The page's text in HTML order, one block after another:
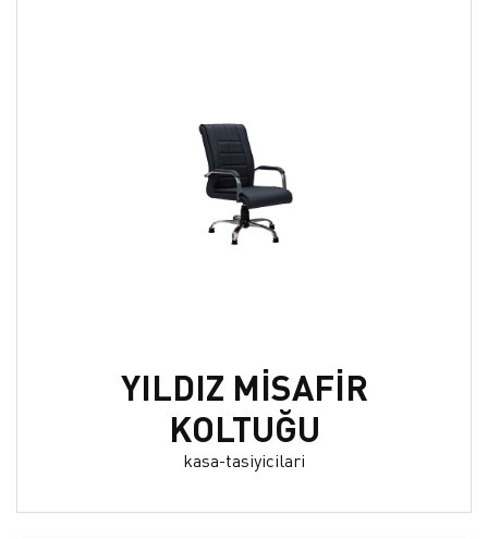
YILDIZ MİSAFİR
KOLTUĞU
kasa-tasiyicilari